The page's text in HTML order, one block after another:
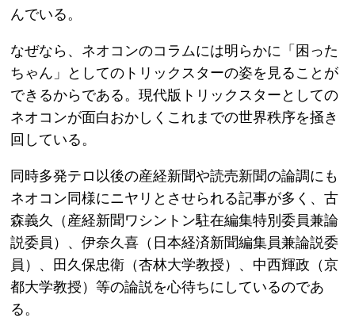
んでいる。
なぜなら、ネオコンのコラムには明らかに「困った
ちゃん」としてのトリックスターの姿を見ることが
できるからである。現代版トリックスターとしての
ネオコンが面白おかしくこれまでの世界秩序を掻き
回している。
同時多発テロ以後の産経新聞や読売新聞の論調にも
ネオコン同様にニヤリとさせられる記事が多く、古
森義久（産経新聞ワシントン駐在編集特別委員兼論
説委員）、伊奈久喜（日本経済新聞編集員兼論説委
員）、田久保忠衛（杏林大学教授）、中西輝政（京
都大学教授）等の論説を心待ちにしているのであ
る。